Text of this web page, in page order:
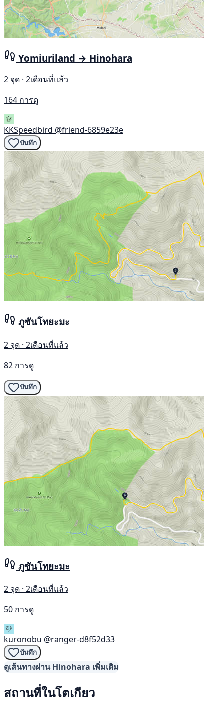
Yomiuriland → Hinohara
2 จุด · 2เดือนที่แล้ว
164 การดู
KKSpeedbird @friend-6859e23e
บันทึก
ภูซันโทยะมะ
2 จุด · 2เดือนที่แล้ว
82 การดู
บันทึก
ภูซันโทยะมะ
2 จุด · 2เดือนที่แล้ว
50 การดู
kuronobu @ranger-d8f52d33
บันทึก
ดูเส้นทางผ่าน Hinohara เพิ่มเติม
สถานที่ในโตเกียว